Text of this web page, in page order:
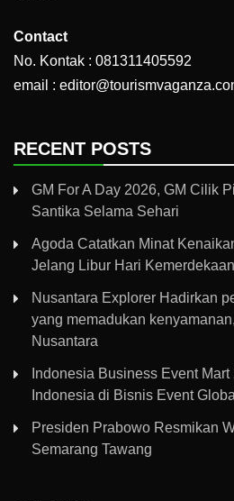
Contact
No. Kontak : 081311405592
email :
RECENT POSTS
GM For A Day 2026, GM Cilik
Santika Selama Sehari
Agoda Catatkan Minat
Jelang Libur Hari Kemerdekaan
Nusantara Explorer Hadirkan
yang memadukan
Nusantara
Indonesia Business Event
Indonesia di Bisnis Event Global
Presiden Prabowo Resmikan
Semarang Tawang